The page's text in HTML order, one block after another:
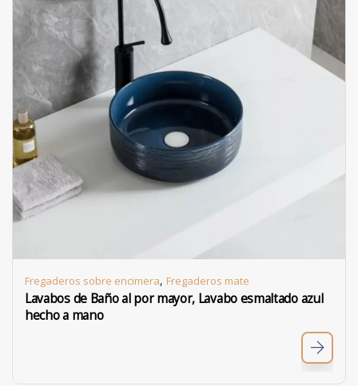
Fregaderos sobre encimera, Fregaderos mate
Lavabos de Baño al por mayor, Lavabo esmaltado azul
hecho a mano